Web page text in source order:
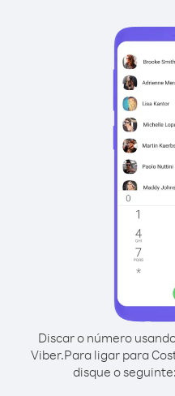
Discar o número
Viber.Para ligar para
disque o seguinte: